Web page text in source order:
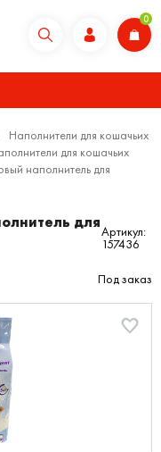
0
Наполнители для кошачьих
для кошачьих
наполнитель для
дляАртикул:
157436
Под заказ